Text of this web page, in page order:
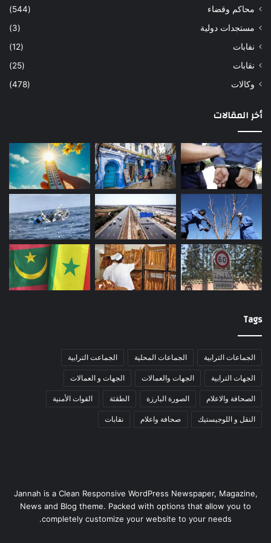
محاكم وقضاء
(544)
مستجدات دولية
(3)
نفابات
(12)
نقابات
(25)
وكالات
(478)
أخر المقالات
Tags
الجماعات الترابية الجماعات المحلية الجماعت الترابية
الجهات الترابية الجهات والعمالات الجهات و العمالات
الصحافة والاعلام الصورة البارزة الطقثة القوات الأمنية
النقل و اللوجيستيك صحافة واعلام نقابات
Jannah is a Clean Responsive WordPress Newspaper, Magazine,
News and Blog theme. Packed with options that allow you to
completely customize your website to your needs.